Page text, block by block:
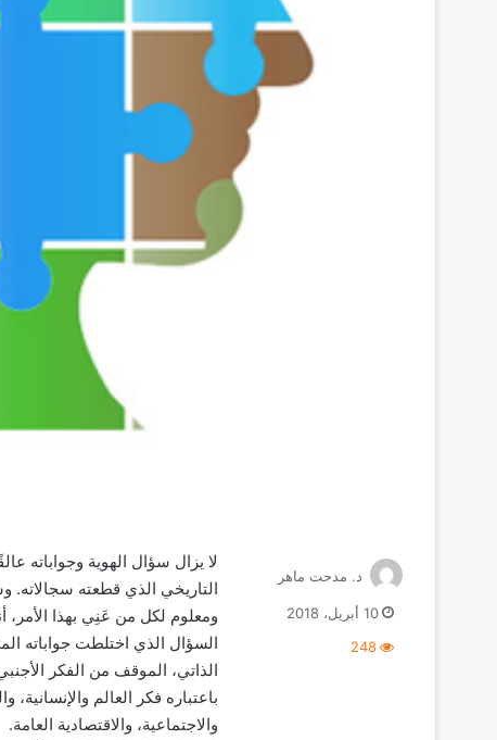
لا يزال سؤال الهوية وجواباته
التاريخي الذي قطعته سجالاته.
ومعلوم لكل من عَنِي بهذا
السؤال الذي اختلطت جواباته
الذاتي، الموقف من الفكر
باعتباره فكر العالم
والاجتماعية، والاقتصادية العامة.
د. مدحت ماهر
10 أبريل، 2018
248